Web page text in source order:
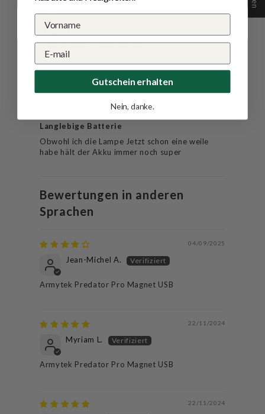
Langlebige Batterie
Obwohl ich die Lampe Jetzt schon eine weile
habe hält der Akku immer noch super
Bewertungen in anderen
Sprachen
04/09/2025
Jean-Michel A.
Armytek Predator Pro Magnet USB
22/11/2024
Myriam L.
Armytek Predator Pro Magnet USB
22/11/2024
Gutschein erhalten
Nein, danke.